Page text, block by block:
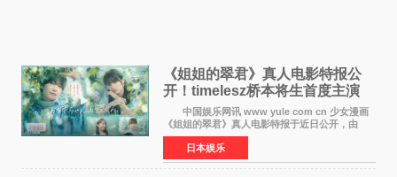
《姐姐的翠君》真人电影特报公
开！timelesz桥本将生首度主演
12月4日上映
中国娱乐网讯 www yule com cn 少女漫画
《姐姐的翠君》真人电影特报于近日公开，由
timelesz成员桥本将生担任主演，这也是他首次
担任电影主演，引发高度关注。 女高中生咲
苗翠（中岛瑠菜
日本娱乐